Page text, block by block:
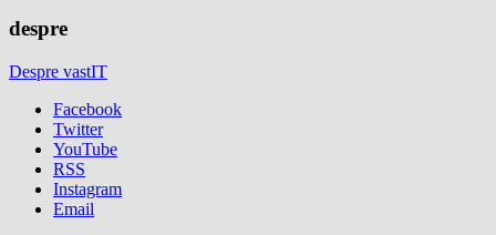
despre
Despre vastIT
Facebook
Twitter
YouTube
RSS
Instagram
Email